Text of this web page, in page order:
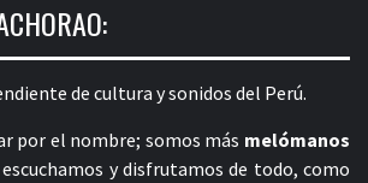
de cultura y sonidos del Perú.
por el nombre; somos más melómanos
y disfrutamos de todo, como